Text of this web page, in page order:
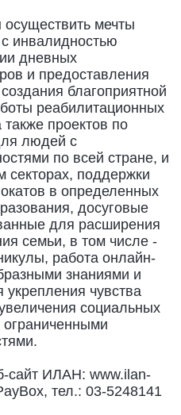
мечты
инвалидностью
дневных
и предоставления
благоприятной
реабилитационных
проектов по
людей с
по всей стране, и
секторах, поддержки
в определенных
досуговые
для расширения
семьи, в том числе -
работа онлайн-
знаниями и
чувства
социальных
сайт ИЛАН: www.ilan-
тел.: 03-5248141